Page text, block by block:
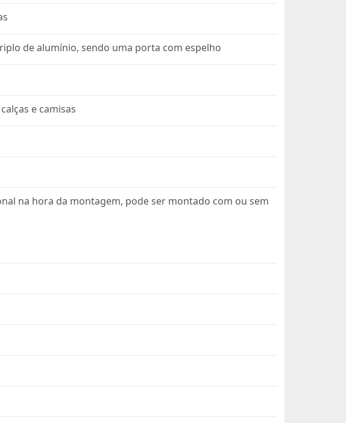
de alumínio, sendo uma porta com espelho
e camisas
na hora da montagem, pode ser montado com ou sem